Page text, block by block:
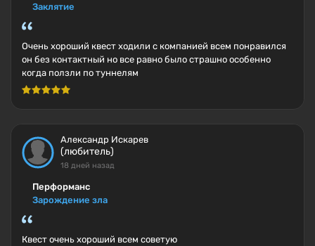
Заклятие
Очень хороший квест ходили с компанией всем понравился
он без контактный но все равно было страшно особенно
когда ползли по туннелям
Александр Искарев
(любитель)
18 дней назад
Перформанс
Зарождение зла
Квест очень хороший всем советую